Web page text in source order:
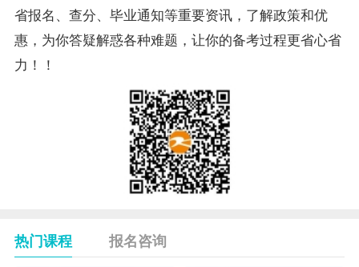
省报名、查分、毕业通知等重要资讯，了解政策和优
惠，为你答疑解惑各种难题，让你的备考过程更省心省
力！！
热门课程 报名咨询